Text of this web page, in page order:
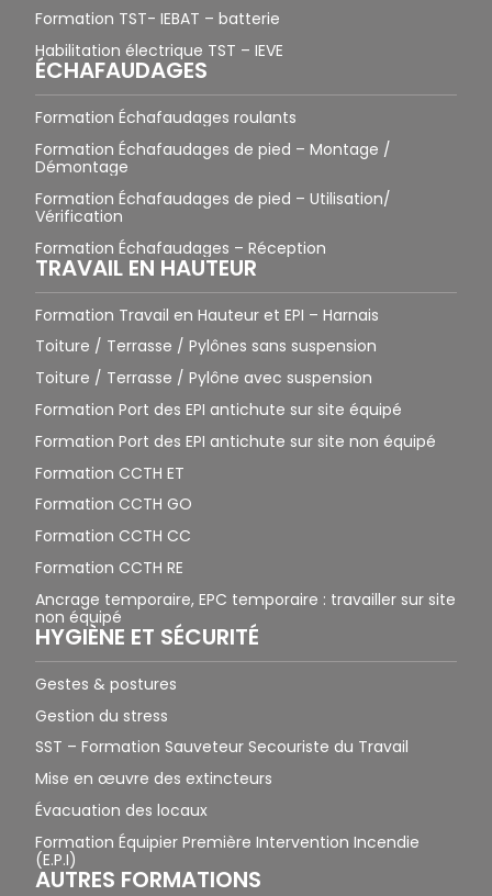
Formation TST- IEBAT – batterie
Habilitation électrique TST – IEVE
ÉCHAFAUDAGES
Formation Échafaudages roulants
Formation Échafaudages de pied – Montage /
Démontage
Formation Échafaudages de pied – Utilisation/
Vérification
Formation Échafaudages – Réception
TRAVAIL EN HAUTEUR
Formation Travail en Hauteur et EPI – Harnais
Toiture / Terrasse / Pylônes sans suspension
Toiture / Terrasse / Pylône avec suspension
Formation Port des EPI antichute sur site équipé
Formation Port des EPI antichute sur site non équipé
Formation CCTH ET
Formation CCTH GO
Formation CCTH CC
Formation CCTH RE
Ancrage temporaire, EPC temporaire : travailler sur site
non équipé
HYGIÈNE ET SÉCURITÉ
Gestes & postures
Gestion du stress
SST – Formation Sauveteur Secouriste du Travail
Mise en œuvre des extincteurs
Évacuation des locaux
Formation Équipier Première Intervention Incendie
(E.P.I)
AUTRES FORMATIONS